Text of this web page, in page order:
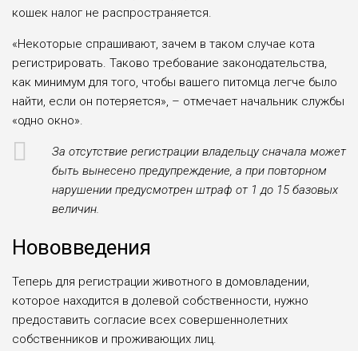
кошек налог не распространяется.
«Некоторые спрашивают, зачем в таком случае кота
регистрировать. Таково требование законодательства,
как минимум для того, чтобы вашего питомца легче было
найти, если он потеряется», – отмечает начальник службы
«одно окно».
За отсутствие регистрации владельцу сначала может
быть вынесено предупреждение, а при повторном
нарушении предусмотрен штраф от 1 до 15 базовых
величин.
Нововведения
Теперь для регистрации животного в домовладении,
которое находится в долевой собственности, нужно
предоставить согласие всех совершеннолетних
собственников и проживающих лиц.